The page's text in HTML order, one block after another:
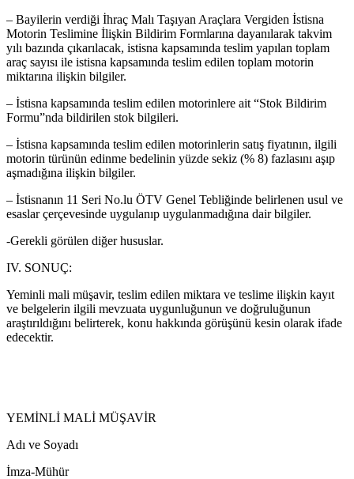
– Bayilerin verdiği İhraç Malı Taşıyan Araçlara Vergiden İstisna
Motorin Teslimine İlişkin Bildirim Formlarına dayanılarak takvim
yılı bazında çıkarılacak, istisna kapsamında teslim yapılan toplam
araç sayısı ile istisna kapsamında teslim edilen toplam motorin
miktarına ilişkin bilgiler.
– İstisna kapsamında teslim edilen motorinlere ait “Stok Bildirim
Formu”nda bildirilen stok bilgileri.
– İstisna kapsamında teslim edilen motorinlerin satış fiyatının, ilgili
motorin türünün edinme bedelinin yüzde sekiz (% 8) fazlasını aşıp
aşmadığına ilişkin bilgiler.
– İstisnanın 11 Seri No.lu ÖTV Genel Tebliğinde belirlenen usul ve
esaslar çerçevesinde uygulanıp uygulanmadığına dair bilgiler.
-Gerekli görülen diğer hususlar.
IV. SONUÇ:
Yeminli mali müşavir, teslim edilen miktara ve teslime ilişkin kayıt
ve belgelerin ilgili mevzuata uygunluğunun ve doğruluğunun
araştırıldığını belirterek, konu hakkında görüşünü kesin olarak ifade
edecektir.
YEMİNLİ MALİ MÜŞAVİR
Adı ve Soyadı
İmza-Mühür